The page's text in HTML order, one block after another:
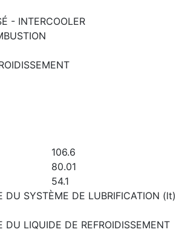
- INTERCOOLER
106.6
80.01
54.1
DU SYSTÈME DE LUBRIFICATION (lt)
DU LIQUIDE DE REFROIDISSEMENT